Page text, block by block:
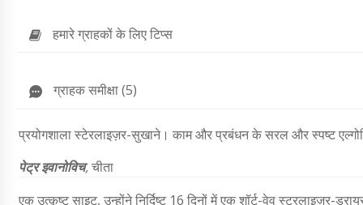
हमारे ग्राहकों के लिए टिप्स
ग्राहक समीक्षा (5)
प्रयोगशाला स्टेरलाइज़र-सुखाने। काम और प्रबंधन के सरल और स्पष्ट
पेट्र इवानोविच,चीता
एक उत्कृष्ट साइट, उन्होंने निर्दिष्ट 16 दिनों में एक शॉर्ट-वेव स्टरलाइज़र-